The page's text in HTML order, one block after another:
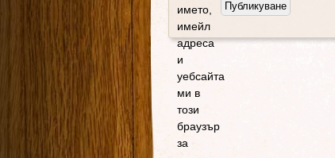
името,
имейл
адреса
и
уебсайта
ми в
този
браузър
за